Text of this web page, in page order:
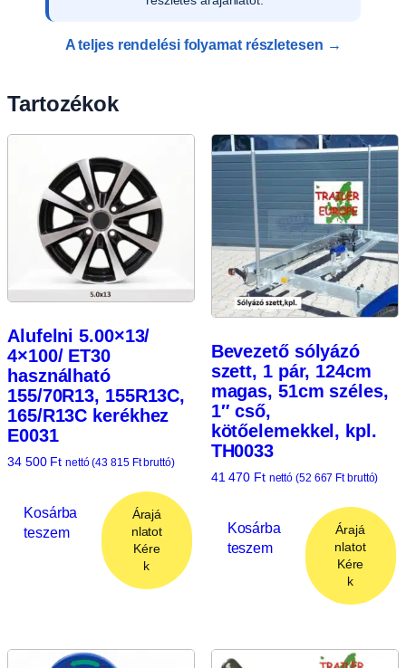
A teljes rendelési folyamat részletesen →
Tartozékok
Alufelni 5.00×13/
4×100/ ET30
használható
155/70R13, 155R13C,
165/R13C kerékhez
E0031
34 500 Ft nettó (43 815 Ftbruttó)
Kosárba
teszem
Árajá
nlatot
Kére
k
Bevezető sólyázó
szett, 1 pár, 124cm
magas, 51cm széles,
1″ cső,
kötőelemekkel, kpl.
TH0033
41 470 Ft nettó (52 667 Ftbruttó)
Kosárba
teszem
Árajá
nlatot
Kére
k